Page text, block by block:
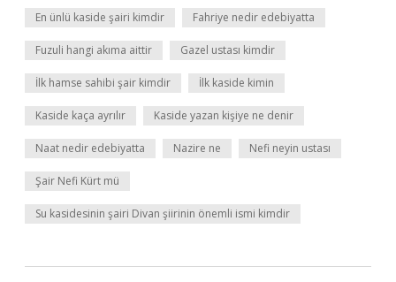
En ünlü kaside şairi kimdir Fahriye nedir edebiyatta
Fuzuli hangi akıma aittir Gazel ustası kimdir
İlk hamse sahibi şair kimdir İlk kaside kimin
Kaside kaça ayrılır Kaside yazan kişiye ne denir
Naat nedir edebiyatta Nazire ne Nefi neyin ustası
Şair Nefi Kürt mü
Su kasidesinin şairi Divan şiirinin önemli ismi kimdir